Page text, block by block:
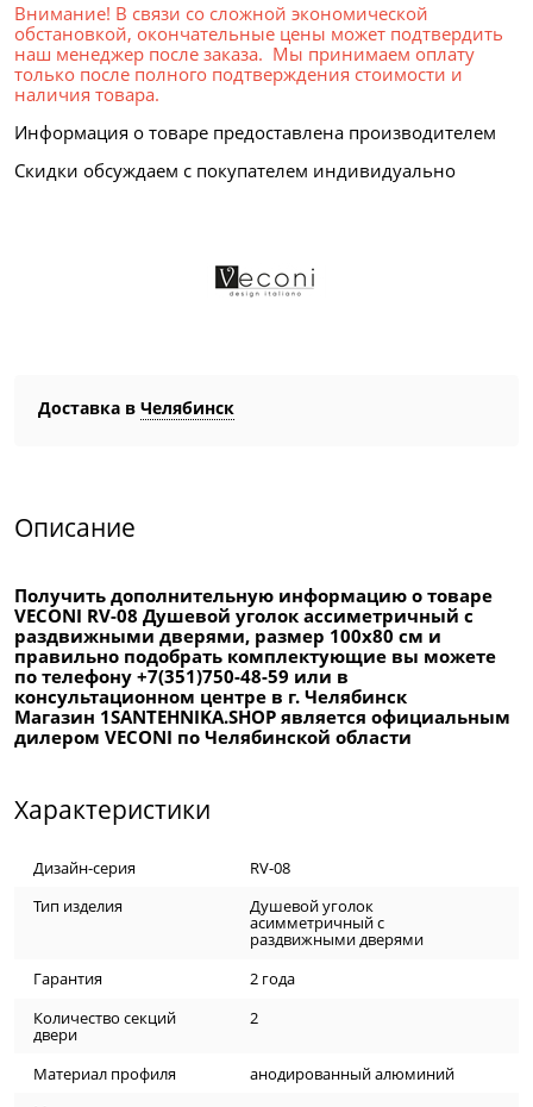
Внимание! В связи со сложной экономической
обстановкой, окончательные цены может подтвердить
наш менеджер после заказа. Мы принимаем оплату
только после полного подтверждения стоимости и
наличия товара.
Информация о товаре предоставлена производителем
Скидки обсуждаем с покупателем индивидуально
Доставка в Челябинск
Описание
Получить дополнительную информацию о товаре
VECONI RV-08 Душевой уголок ассиметричный с
раздвижными дверями, размер 100х80 см и
правильно подобрать комплектующие вы можете
по телефону +7(351)750-48-59 или в
консультационном центре в г. Челябинск
Магазин 1SANTEHNIKA.SHOP является официальным
дилером VECONI по Челябинской области
Характеристики
Дизайн-серия
RV-08
Тип изделия
Душевой уголок
асимметричный с
раздвижными дверями
Гарантия
2 года
Количество секций
двери
2
Материал профиля
анодированный алюминий